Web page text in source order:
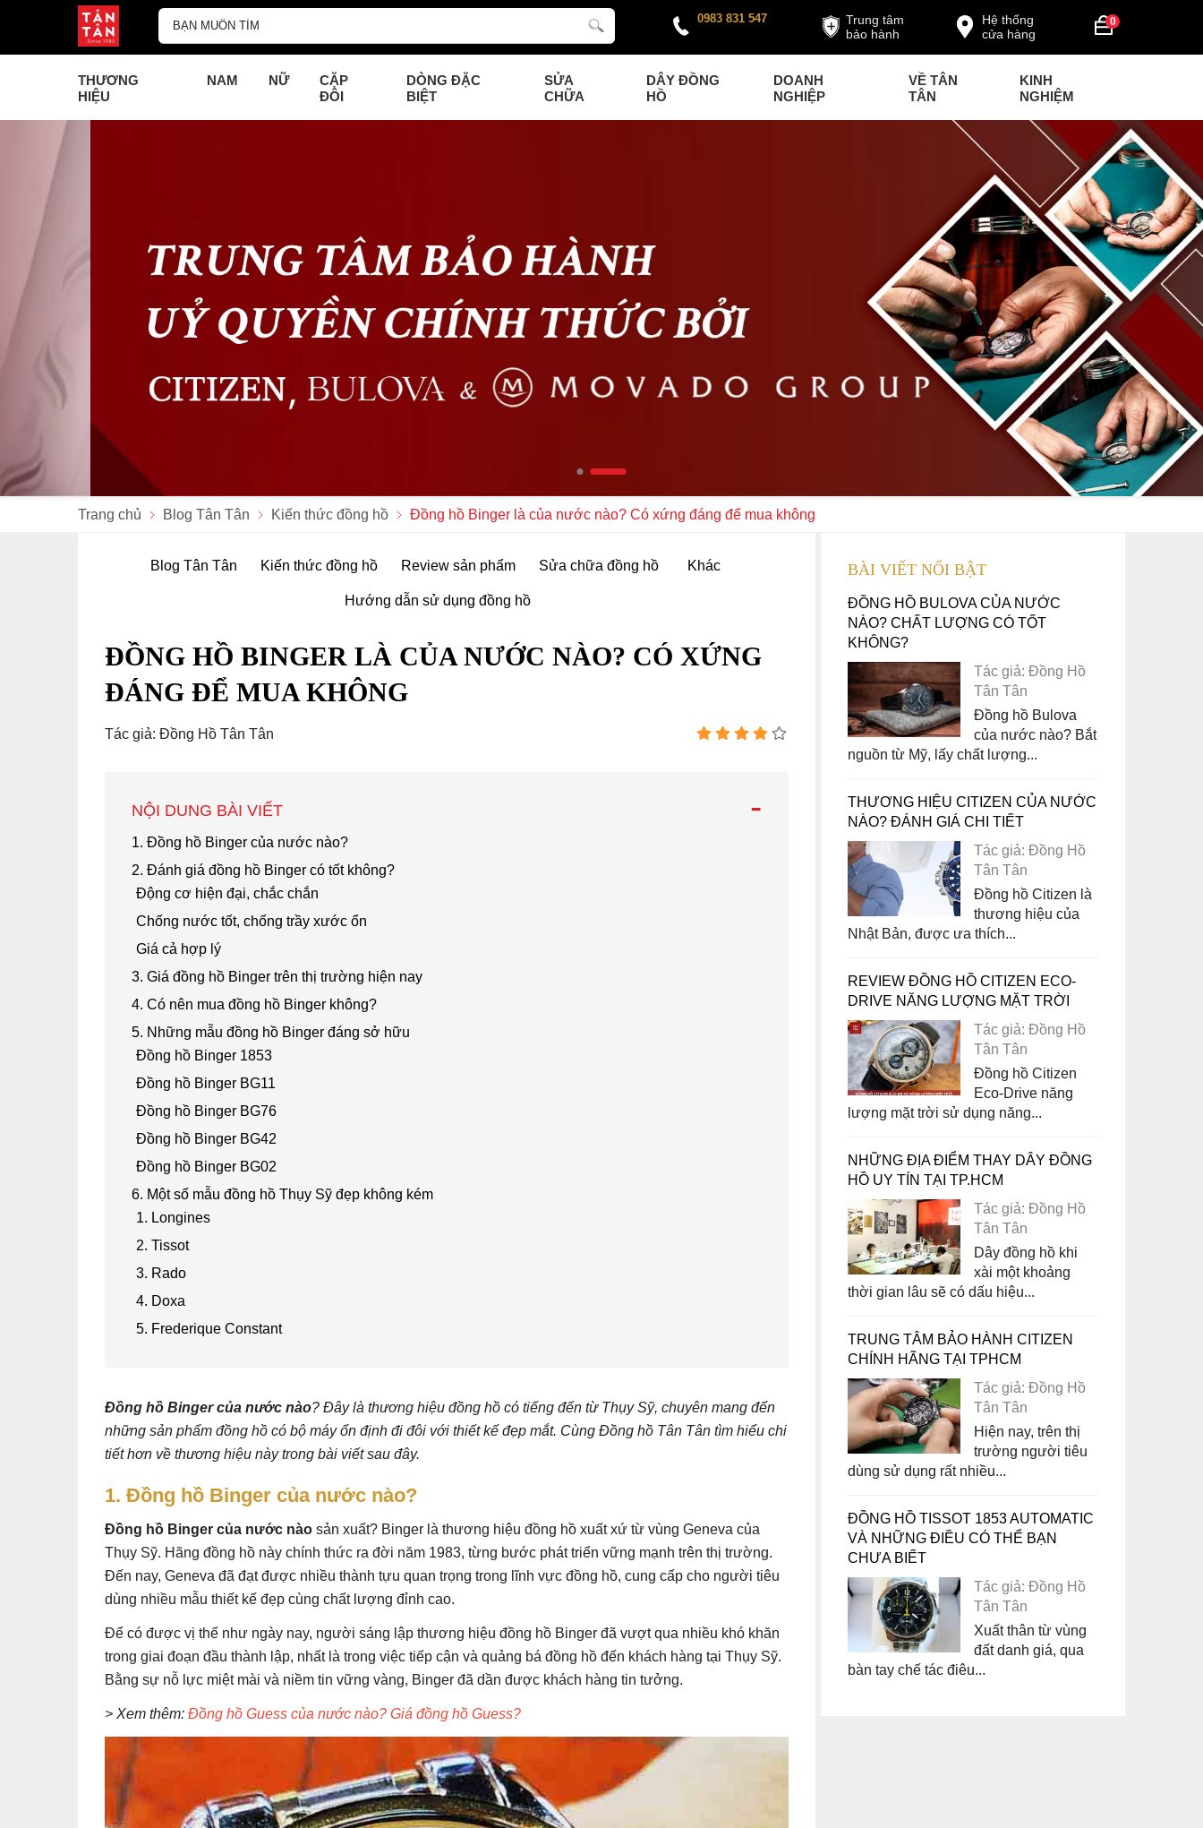
0
Hệ thống
cửa hàng
Trung tâm
bảo hành
0983 831 547
THƯƠNG
HIỆU
NAM NỮ
CẶP
ĐÔI
DÒNG ĐẶC
BIỆT
SỬA
CHỮA
DÂY ĐỒNG
HỒ
DOANH
NGHIỆP
VỀ TÂN
TÂN
KINH
NGHIỆM
Trang chủ Blog Tân Tân Kiến thức đồng hồ Đồng hồ Binger là của nước nào? Có xứng đáng để mua không
Blog Tân Tân Kiến thức đồng hồ Review sản phẩm Sửa chữa đồng hồ Khác
Hướng dẫn sử dụng đồng hồ
ĐỒNG HỒ BINGER LÀ CỦA NƯỚC NÀO? CÓ XỨNG
ĐÁNG ĐỂ MUA KHÔNG
Tác giả: Đồng Hồ Tân Tân
-
NỘI DUNG BÀI VIẾT
1. Đồng hồ Binger của nước nào?
2. Đánh giá đồng hồ Binger có tốt không?
Động cơ hiện đại, chắc chắn
Chống nước tốt, chống trầy xước ổn
Giá cả hợp lý
3. Giá đồng hồ Binger trên thị trường hiện nay
4. Có nên mua đồng hồ Binger không?
5. Những mẫu đồng hồ Binger đáng sở hữu
Đồng hồ Binger 1853
Đồng hồ Binger BG11
Đồng hồ Binger BG76
Đồng hồ Binger BG42
Đồng hồ Binger BG02
6. Một số mẫu đồng hồ Thụy Sỹ đẹp không kém
1. Longines
2. Tissot
3. Rado
4. Doxa
5. Frederique Constant
Đồng hồ Binger của nước nào? Đây là thương hiệu đồng hồ có tiếng đến từ Thụy Sỹ, chuyên mang đến
những sản phẩm đồng hồ có bộ máy ổn định đi đôi với thiết kế đẹp mắt. Cùng Đồng hồ Tân Tân tìm hiểu chi
tiết hơn về thương hiệu này trong bài viết sau đây.
1. Đồng hồ Binger của nước nào?
Đồng hồ Binger của nước nào sản xuất? Binger là thương hiệu đồng hồ xuất xứ từ vùng Geneva của
Thụy Sỹ. Hãng đồng hồ này chính thức ra đời năm 1983, từng bước phát triển vững mạnh trên thị trường.
Đến nay, Geneva đã đạt được nhiều thành tựu quan trọng trong lĩnh vực đồng hồ, cung cấp cho người tiêu
dùng nhiều mẫu thiết kế đẹp cùng chất lượng đỉnh cao.
Để có được vị thế như ngày nay, người sáng lập thương hiệu đồng hồ Binger đã vượt qua nhiều khó khăn
trong giai đoạn đầu thành lập, nhất là trong việc tiếp cận và quảng bá đồng hồ đến khách hàng tại Thụy Sỹ.
Bằng sự nỗ lực miệt mài và niềm tin vững vàng, Binger đã dần được khách hàng tin tưởng.
> Xem thêm: Đồng hồ Guess của nước nào? Giá đồng hồ Guess?
BÀI VIẾT NỔI BẬT
ĐỒNG HỒ BULOVA CỦA NƯỚC
NÀO? CHẤT LƯỢNG CÓ TỐT
KHÔNG?
Tác giả: Đồng Hồ
Tân Tân
Đồng hồ Bulova
của nước nào? Bắt
nguồn từ Mỹ, lấy chất lượng...
THƯƠNG HIỆU CITIZEN CỦA NƯỚC
NÀO? ĐÁNH GIÁ CHI TIẾT
Tác giả: Đồng Hồ
Tân Tân
Đồng hồ Citizen là
thương hiệu của
Nhật Bản, được ưa thích...
REVIEW ĐỒNG HỒ CITIZEN ECO-
DRIVE NĂNG LƯỢNG MẶT TRỜI
Tác giả: Đồng Hồ
Tân Tân
Đồng hồ Citizen
Eco-Drive năng
lượng mặt trời sử dụng năng...
NHỮNG ĐỊA ĐIỂM THAY DÂY ĐỒNG
HỒ UY TÍN TẠI TP.HCM
Tác giả: Đồng Hồ
Tân Tân
Dây đồng hồ khi
xài một khoảng
thời gian lâu sẽ có dấu hiệu...
TRUNG TÂM BẢO HÀNH CITIZEN
CHÍNH HÃNG TẠI TPHCM
Tác giả: Đồng Hồ
Tân Tân
Hiện nay, trên thị
trường người tiêu
dùng sử dụng rất nhiều...
ĐỒNG HỒ TISSOT 1853 AUTOMATIC
VÀ NHỮNG ĐIỀU CÓ THỂ BẠN
CHƯA BIẾT
Tác giả: Đồng Hồ
Tân Tân
Xuất thân từ vùng
đất danh giá, qua
bàn tay chế tác điêu...